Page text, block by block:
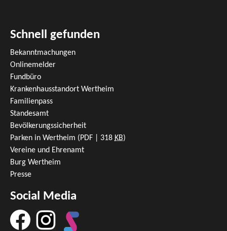
Schnell gefunden
Bekanntmachungen
Onlinemelder
Fundbüro
Krankenhausstandort Wertheim
Familienpass
Standesamt
Bevölkerungssicherheit
Parken in Wertheim (PDF | 318 KB)
Vereine und Ehrenamt
Burg Wertheim
Presse
Social Media